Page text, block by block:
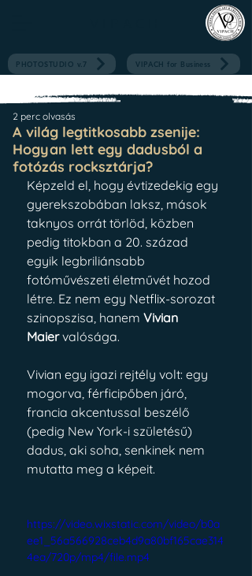
PHOTOSTUDIO v.7 VIPACH for Business
A világ legtitkosabb zsenije:
Hogyan lett egy dadusból a
fotózás rocksztárja?
2 perc olvasás
Képzeld el, hogy évtizedekig egy
gyerekszobában laksz, mások
taknyos orrát törlöd, közben
pedig titokban a 20. század
egyik legbriliánsabb
fotóművészeti életművét hozod
létre. Ez nem egy Netflix-sorozat
szinopszisa, hanem Vivian
Maier valósága.
Vivian egy igazi rejtély volt: egy
mogorva, férficipőben járó,
francia akcentussal beszélő
(pedig New York-i születésű)
dadus, aki soha, senkinek nem
mutatta meg a képeit.
https://video.wixstatic.com/video/b0a
ee1_56a566928ceb4d9a80bf165cae314
4ea/720p/mp4/file.mp4